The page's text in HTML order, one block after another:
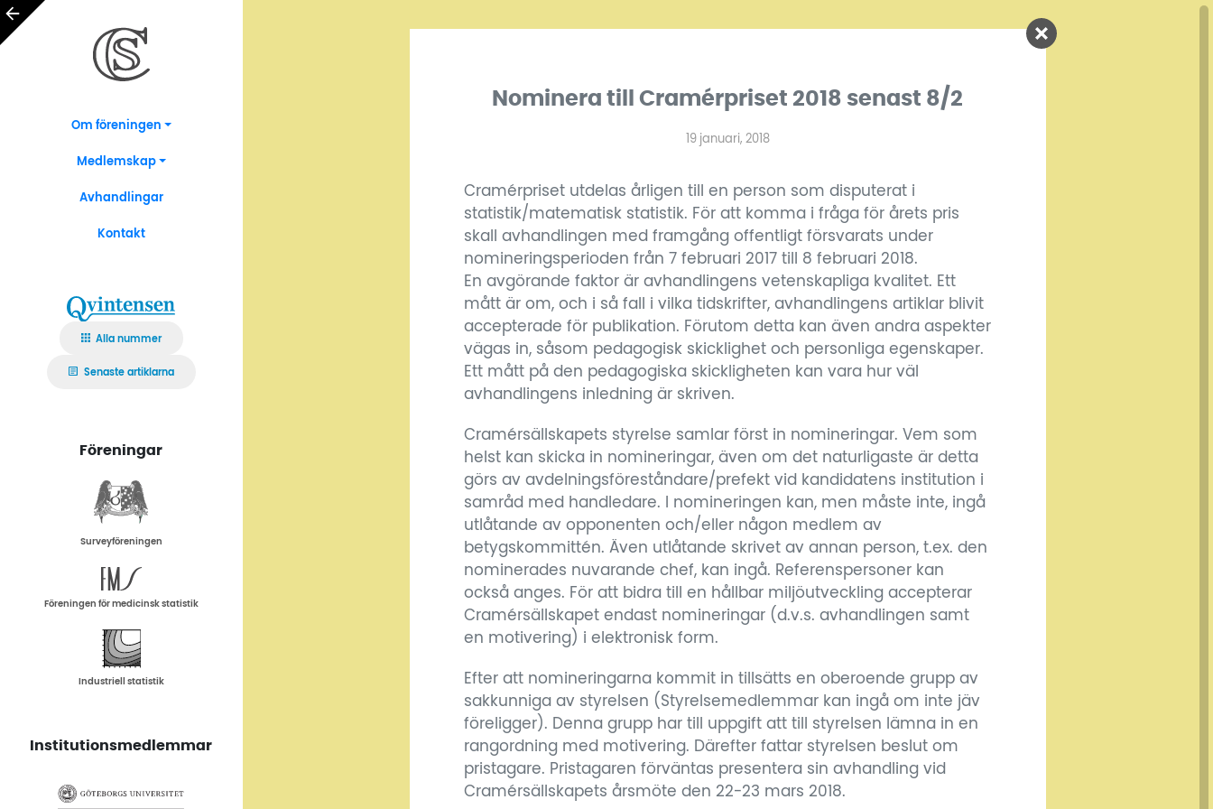
Om föreningen
Medlemskap
Avhandlingar
Kontakt
Alla nummer
Senaste artiklarna
Föreningar
Surveyföreningen
Föreningen för medicinsk statistik
Industriell statistik
Institutionsmedlemmar
Nominera till Cramérpriset 2018 senast 8/2
19 januari, 2018
Cramérpriset utdelas årligen till en person som disputerat i
statistik/matematisk statistik. För att komma i fråga för årets pris
skall avhandlingen med framgång offentligt försvarats under
nomineringsperioden från 7 februari 2017 till 8 februari 2018.
En avgörande faktor är avhandlingens vetenskapliga kvalitet. Ett
mått är om, och i så fall i vilka tidskrifter, avhandlingens artiklar blivit
accepterade för publikation. Förutom detta kan även andra aspekter
vägas in, såsom pedagogisk skicklighet och personliga egenskaper.
Ett mått på den pedagogiska skickligheten kan vara hur väl
avhandlingens inledning är skriven.
Cramérsällskapets styrelse samlar först in nomineringar. Vem som
helst kan skicka in nomineringar, även om det naturligaste är detta
görs av avdelningsföreståndare/prefekt vid kandidatens institution i
samråd med handledare. I nomineringen kan, men måste inte, ingå
utlåtande av opponenten och/eller någon medlem av
betygskommittén. Även utlåtande skrivet av annan person, t.ex. den
nominerades nuvarande chef, kan ingå. Referenspersoner kan
också anges. För att bidra till en hållbar miljöutveckling accepterar
Cramérsällskapet endast nomineringar (d.v.s. avhandlingen samt
en motivering) i elektronisk form.
Efter att nomineringarna kommit in tillsätts en oberoende grupp av
sakkunniga av styrelsen (Styrelsemedlemmar kan ingå om inte jäv
föreligger). Denna grupp har till uppgift att till styrelsen lämna in en
rangordning med motivering. Därefter fattar styrelsen beslut om
pristagare. Pristagaren förväntas presentera sin avhandling vid
Cramérsällskapets årsmöte den 22-23 mars 2018.